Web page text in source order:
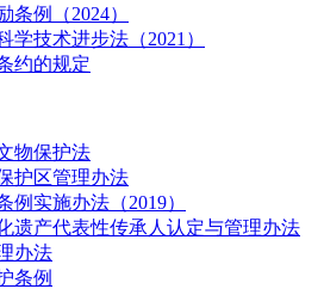
条例（2024）
学技术进步法（2021）
约的规定
物保护法
护区管理办法
例实施办法（2019）
遗产代表性传承人认定与管理办法
办法
条例